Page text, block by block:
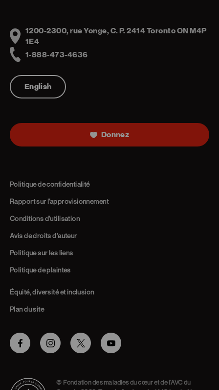
Address
1200-2300, rue Yonge, C. P. 2414 Toronto ON M4P
1E4
1-888-473-4636
English
Donnez
Politique de confidentialité
Rapport sur l’approvisionnement
Conditions d’utilisation
Avis de droits d’auteur
Politique sur les liens
Politique de plaintes
Équité, diversité et inclusion
Plan du site
FacebookInstagramTwitter Youtube
© Fondation des maladies du cœur et de l’AVC du